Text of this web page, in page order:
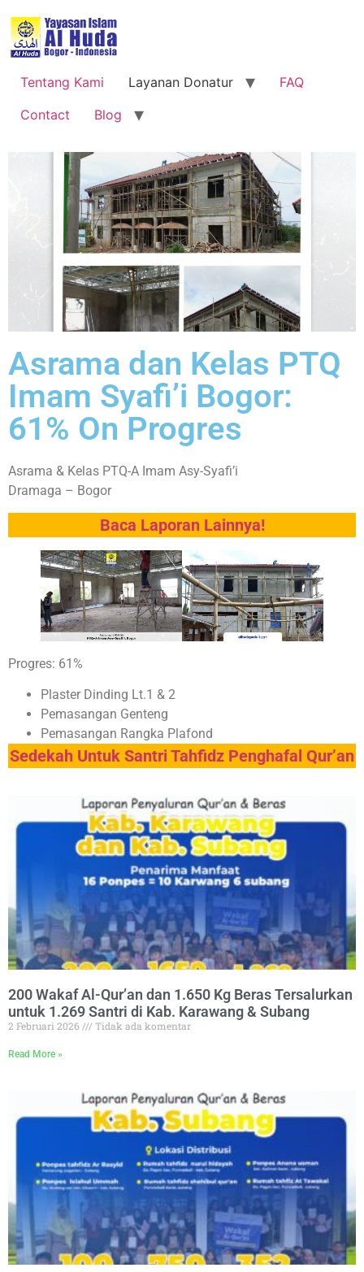
Tentang Kami Layanan Donatur
FAQ
Contact
Blog
Asrama dan Kelas PTQ
Imam Syafi’i Bogor:
61% On Progres
Asrama & Kelas PTQ-A Imam Asy-Syafi’i
Dramaga – Bogor
Baca Laporan Lainnya!
Progres: 61%
Plaster Dinding Lt.1 & 2
Pemasangan Genteng
Pemasangan Rangka Plafond
Sedekah Untuk Santri Tahfidz Penghafal Qur’an
200 Wakaf Al-Qur’an dan 1.650 Kg Beras Tersalurkan
untuk 1.269 Santri di Kab. Karawang & Subang
2 Februari 2026 Tidak ada komentar
Read More »